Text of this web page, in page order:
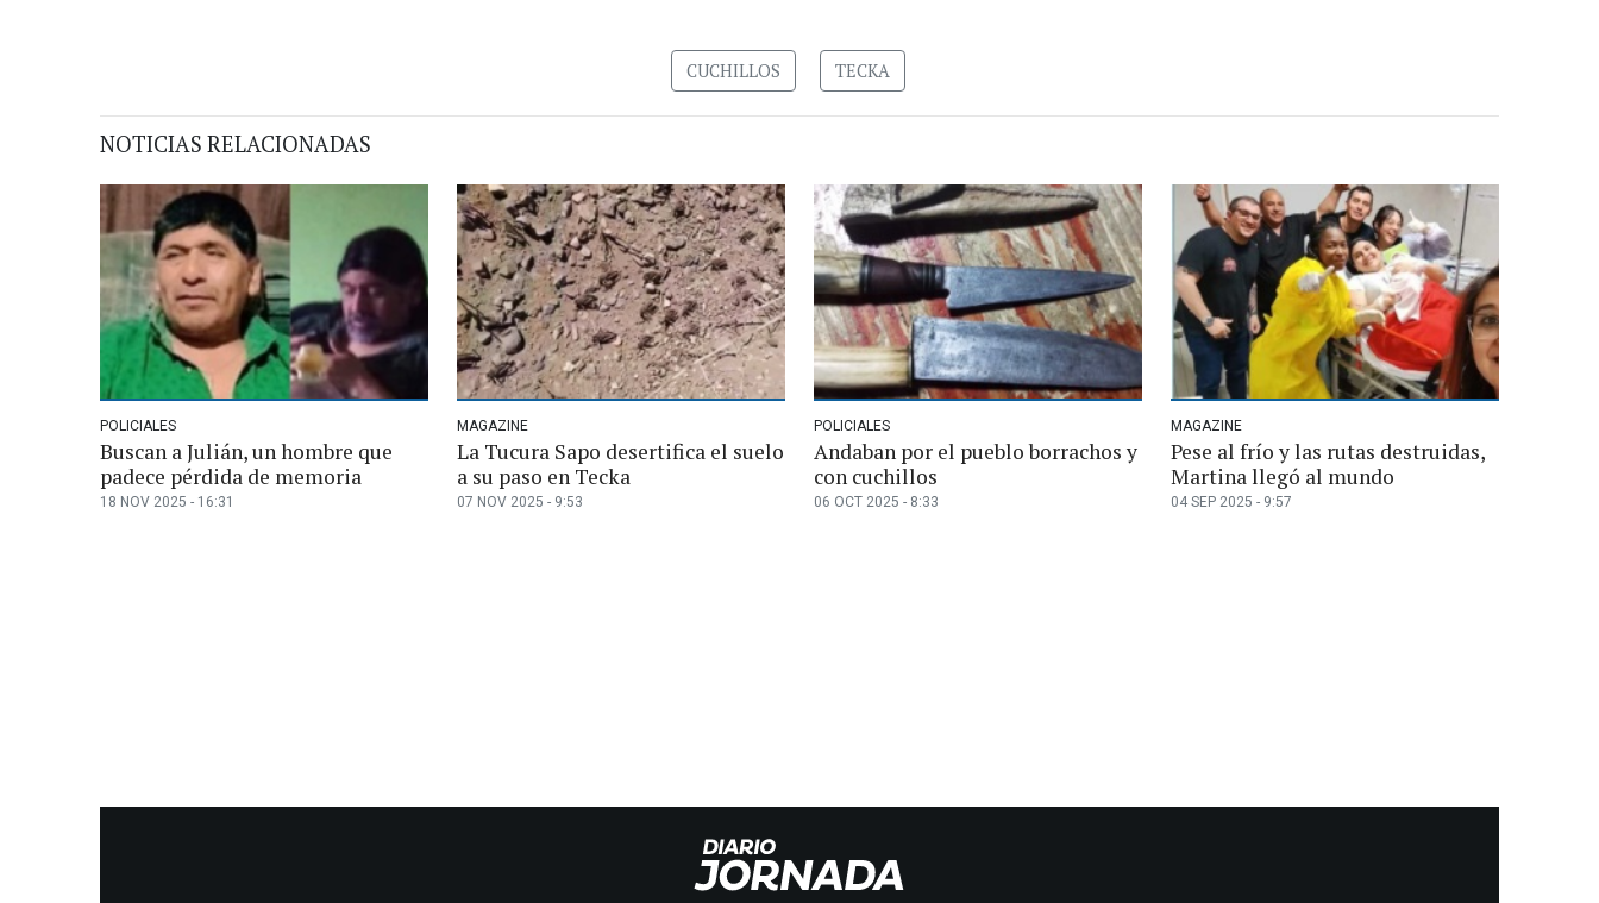
CUCHILLOS TECKA
NOTICIAS RELACIONADAS
POLICIALES
Buscan a Julián, un hombre que
padece pérdida de memoria
18 NOV 2025 - 16:31
MAGAZINE
La Tucura Sapo desertifica el suelo
a su paso en Tecka
07 NOV 2025 - 9:53
POLICIALES
Andaban por el pueblo borrachos y
con cuchillos
06 OCT 2025 - 8:33
MAGAZINE
Pese al frío y las rutas destruidas,
Martina llegó al mundo
04 SEP 2025 - 9:57